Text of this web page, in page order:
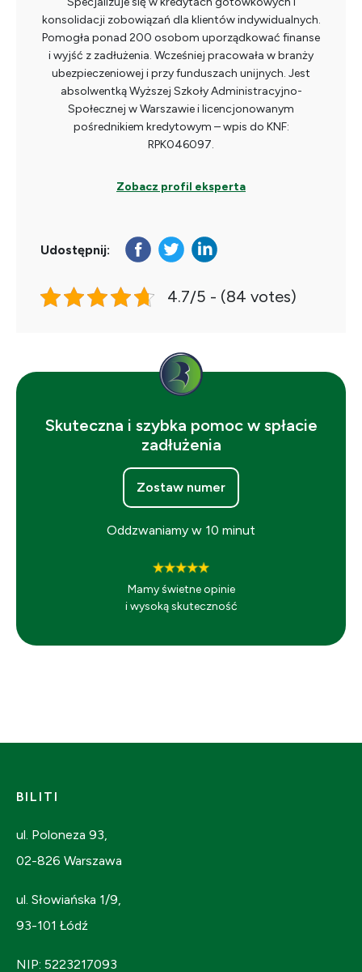
konsolidacji zobowiązań dla klientów indywidualnych.
Pomogła ponad 200 osobom uporządkować finanse
i wyjść z zadłużenia. Wcześniej pracowała w branży
ubezpieczeniowej i przy funduszach unijnych. Jest
absolwentką Wyższej Szkoły Administracyjno-
Społecznej w Warszawie i licencjonowanym
pośrednikiem kredytowym – wpis do KNF:
RPK046097.
Zobacz profil eksperta
Udostępnij:
4.7/5 - (84 votes)
Skuteczna i szybka pomoc w spłacie
zadłużenia
Zostaw numer
Oddzwaniamy w 10 minut
Mamy świetne opinie
i wysoką skuteczność
BILITI
ul. Poloneza 93,
02-826 Warszawa
ul. Słowiańska 1/9,
93-101 Łódź
NIP: 5223217093